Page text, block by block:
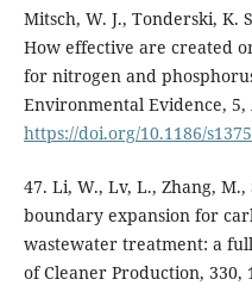
Mitsch, W. J., Tonderski, K.
How effective are created
for nitrogen and
Environmental Evidence, 5,
https://doi.org/10.1186/
47. Li, W., Lv, L., Zhang,
boundary expansion for
wastewater treatment: a
of Cleaner Production, 330,